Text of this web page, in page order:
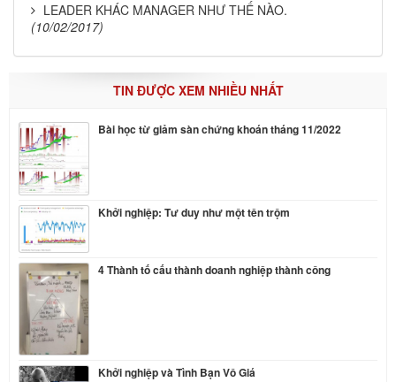
LEADER KHÁC MANAGER NHƯ THẾ NÀO.
(10/02/2017)
TIN ĐƯỢC XEM NHIỀU NHẤT
Bài học từ giảm sàn chứng khoán tháng 11/2022
Khởi nghiệp: Tư duy như một tên trộm
4 Thành tố cấu thành doanh nghiệp thành công
Khởi nghiệp và Tình Bạn Vô Giá